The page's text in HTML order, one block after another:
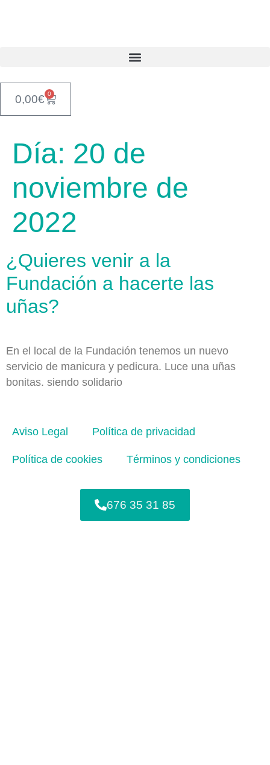
0,00€ 0
Día: 20 de
noviembre de
2022
¿Quieres venir a la
Fundación a hacerte las
uñas?
En el local de la Fundación tenemos un nuevo
servicio de manicura y pedicura. Luce una uñas
bonitas. siendo solidario
Aviso Legal Política de privacidad
Política de cookies Términos y condiciones
676 35 31 85